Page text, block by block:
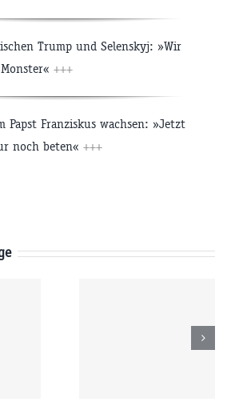
Trump und Selenskyj: »Wir
+++
Papst Franziskus wachsen: »Jetzt
noch beten« +++
Donnerstag
06.08.2026